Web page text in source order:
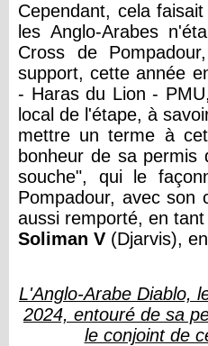
Cependant, cela
les Anglo-Arabes
Cross de
support, cette année
- Haras du Lion -
local de l'étape, à
mettre un terme à
bonheur de sa permis
souche", qui le
Pompadour, avec son
aussi remporté, en
Soliman V (Djarvis),
L'Anglo-Arabe Diablo,
2024, entouré de sa
le conjoint de